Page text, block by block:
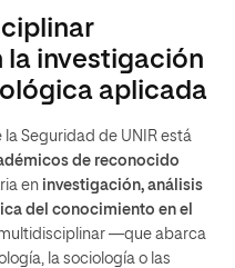
investigación
aplicada
Seguridad de UNIR está
de reconocido
en investigación, análisis
del conocimiento en el
multidisciplinar —que abarca
la sociología o las